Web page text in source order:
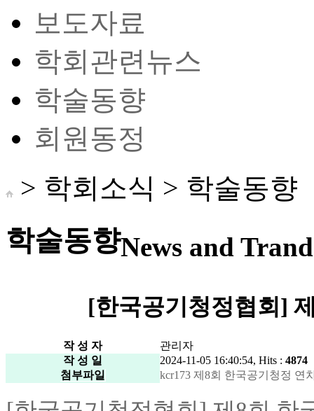
보도자료
학회관련뉴스
학술동향
회원동정
> 학회소식 > 학술동향
학술동향News and
[한국공기청정협회]
작 성 자
관리자
작 성 일
2024-11-05 16:40:54, Hits : 4874
첨부파일
kcr173 제8회 한국공기청정 연